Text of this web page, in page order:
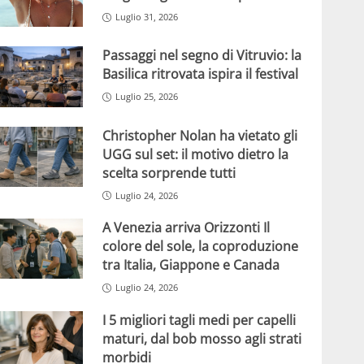
Luglio 31, 2026
Passaggi nel segno di Vitruvio: la
Basilica ritrovata ispira il festival
Luglio 25, 2026
Christopher Nolan ha vietato gli
UGG sul set: il motivo dietro la
scelta sorprende tutti
Luglio 24, 2026
A Venezia arriva Orizzonti Il
colore del sole, la coproduzione
tra Italia, Giappone e Canada
Luglio 24, 2026
I 5 migliori tagli medi per capelli
maturi, dal bob mosso agli strati
morbidi